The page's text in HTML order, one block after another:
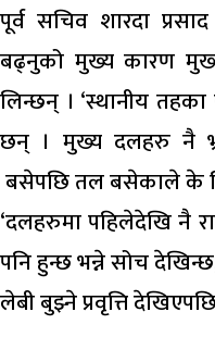
पूर्व सचिव शारदा प्रसाद
बढ्नुको मुख्य कारण
लिन्छन् । ‘स्थानीय
छन् । मुख्य दलहरु नै
बसेपछि तल बसेकाले के
‘दलहरुमा पहिलेदेखि नै
पनि हुन्छ भन्ने सोच
लेबी बुझ्ने प्रवृत्ति